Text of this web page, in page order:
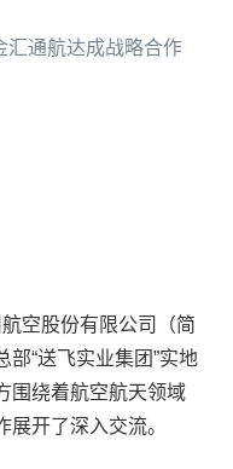
空股份有限公司（简
“送飞实业集团”实地
围绕着航空航天领域
开了深入交流。